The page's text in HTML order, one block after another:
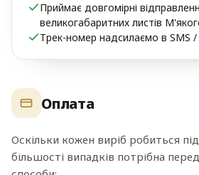
Приймає довгомірні
великогабаритних листів
Трек-номер надсилаємо в SMS /
Оплата
Оскільки кожен виріб робиться
більшості випадків потрібна